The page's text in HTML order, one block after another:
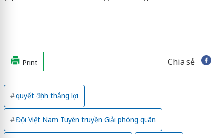
Print Chia sẻ
quyết định thắng lợi
Đội Việt Nam Tuyên truyền Giải phóng quân